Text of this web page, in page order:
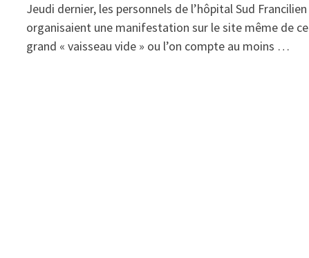
Jeudi dernier, les personnels de l’hôpital Sud Francilien
organisaient une manifestation sur le site même de ce
grand « vaisseau vide » ou l’on compte au moins …